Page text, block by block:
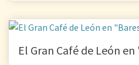
El Gran Café de León